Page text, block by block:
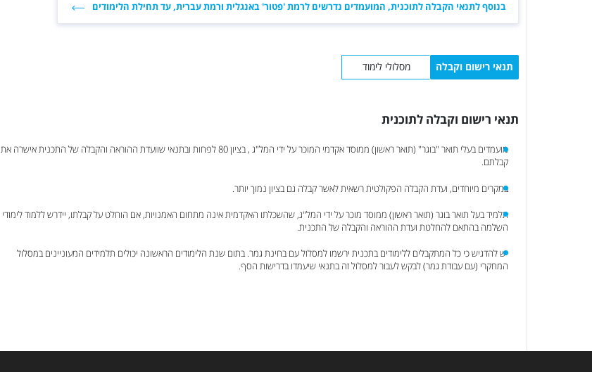
בנוסף לתנאי הקבלה לתוכנית, המועמדים נדרשים לרמת 'פטור' באנגלית ורמת עברית, עד תחילת הלימודים
תנאי רישום וקבלה מסלולי לימוד
תנאי רישום וקבלה לתוכנית
מועמדים בעלי תואר "בוגר" (תואר ראשון) ממוסד אקדמי המוכר על ידי המל"ג , בציון 80 לפחות ובתנאי שוועדת ההוראה והקבלה של התכנית אישרה את
קבלתם.
במקרים מיוחדים, ועדת הקבלה הפקולטית רשאית לאשר קבלה גם בציון נמוך יותר.
תלמיד בעל תואר בוגר (תואר ראשון) ממוסד מוכר על ידי המל"ג, שהשכלתו האקדמית אינה מתחום האמנויות, אם הוחלט על קבלתו, יידרש ללמוד לימודי
השלמה בהתאם להחלטת ועדת ההוראה והקבלה של התכנית.
יש להדגיש כי כל המתקבלים ללימודים בתכנית ירשמו למסלול עם בחינת גמר. בתום שנת הלימודים הראשונה יכולים תלמידים המעוניינים במסלול
המחקרי (עם עבודת גמר) לבקש לעבור למסלול זה בתנאי שיעמדו בדרישות הסף.